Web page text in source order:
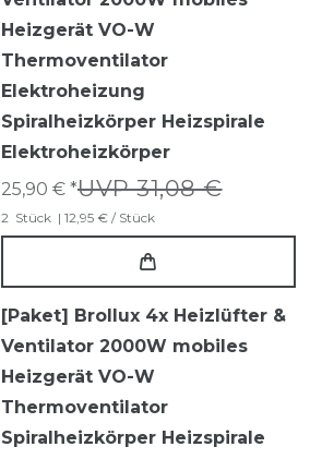
Heizgerät VO-W
Thermoventilator
Elektroheizung
Spiralheizkörper Heizspirale
Elektroheizkörper
UVP 31,08 €
25,90 € *
2 Stück | 12,95 € / Stück
[Paket] Brollux 4x Heizlüfter &
Ventilator 2000W mobiles
Heizgerät VO-W
Thermoventilator
Spiralheizkörper Heizspirale